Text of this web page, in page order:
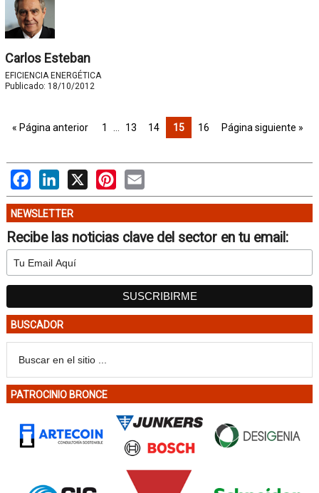
Carlos Esteban
EFICIENCIA ENERGÉTICA
Publicado: 18/10/2012
« Página anterior 1 13 14 15 16 Página siguiente »
FacebookLinkedIn
X PinterestEmail
NEWSLETTER
Recibe las noticias clave del sector en tu email:
BUSCADOR
PATROCINIO BRONCE